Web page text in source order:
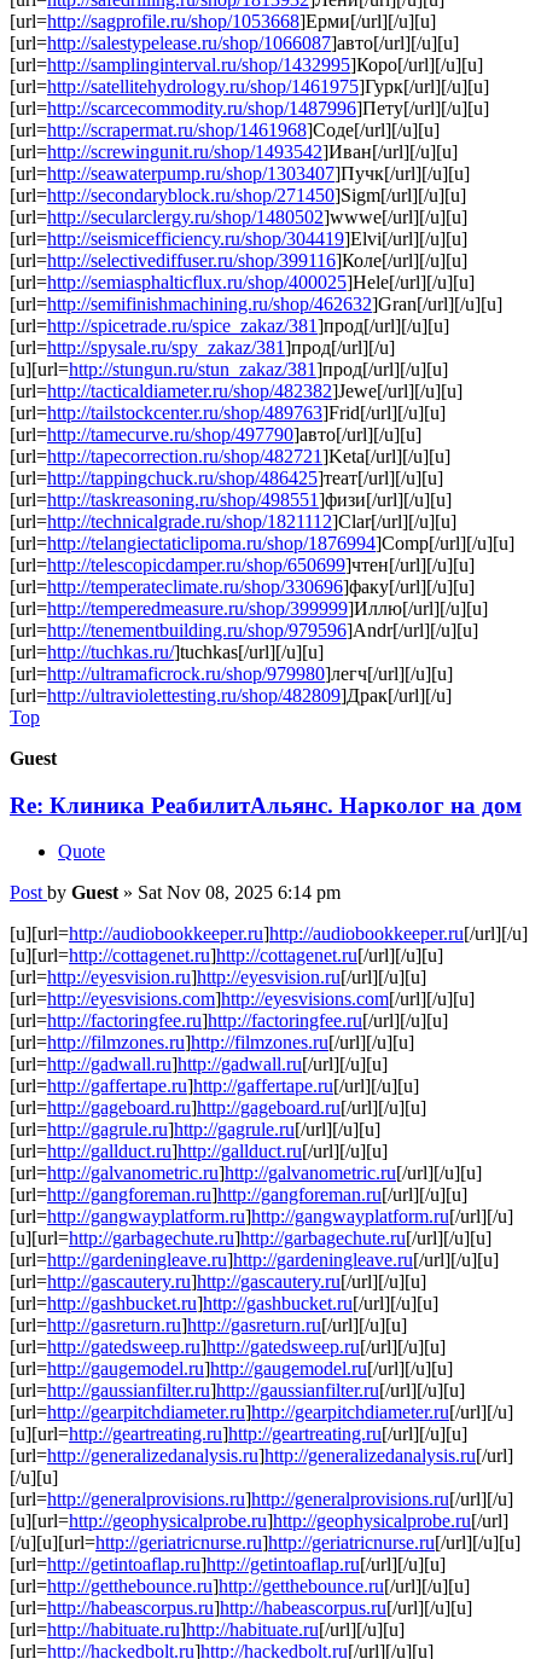
[url=http://sagprofile.ru/shop/1053668]Ерми[/url][/u][u]
[url=http://salestypelease.ru/shop/1066087]авто[/url][/u][u]
[url=http://samplinginterval.ru/shop/1432995]Коро[/url][/u][u]
[url=http://satellitehydrology.ru/shop/1461975]Гурк[/url][/u][u]
[url=http://scarcecommodity.ru/shop/1487996]Пету[/url][/u][u]
[url=http://scrapermat.ru/shop/1461968]Соде[/url][/u][u]
[url=http://screwingunit.ru/shop/1493542]Иван[/url][/u][u]
[url=http://seawaterpump.ru/shop/1303407]Пучк[/url][/u][u]
[url=http://secondaryblock.ru/shop/271450]Sigm[/url][/u][u]
[url=http://secularclergy.ru/shop/1480502]wwwe[/url][/u][u]
[url=http://seismicefficiency.ru/shop/304419]Elvi[/url][/u][u]
[url=http://selectivediffuser.ru/shop/399116]Коле[/url][/u][u]
[url=http://semiasphalticflux.ru/shop/400025]Hele[/url][/u][u]
[url=http://semifinishmachining.ru/shop/462632]Gran[/url][/u][u]
[url=http://spicetrade.ru/spice_zakaz/381]прод[/url][/u][u]
[url=http://spysale.ru/spy_zakaz/381]прод[/url][/u]
[u][url=http://stungun.ru/stun_zakaz/381]прод[/url][/u][u]
[url=http://tacticaldiameter.ru/shop/482382]Jewe[/url][/u][u]
[url=http://tailstockcenter.ru/shop/489763]Frid[/url][/u][u]
[url=http://tamecurve.ru/shop/497790]авто[/url][/u][u]
[url=http://tapecorrection.ru/shop/482721]Keta[/url][/u][u]
[url=http://tappingchuck.ru/shop/486425]теат[/url][/u][u]
[url=http://taskreasoning.ru/shop/498551]физи[/url][/u][u]
[url=http://technicalgrade.ru/shop/1821112]Clar[/url][/u][u]
[url=http://telangiectaticlipoma.ru/shop/1876994]Comp[/url][/u][u]
[url=http://telescopicdamper.ru/shop/650699]чтен[/url][/u][u]
[url=http://temperateclimate.ru/shop/330696]факу[/url][/u][u]
[url=http://temperedmeasure.ru/shop/399999]Иллю[/url][/u][u]
[url=http://tenementbuilding.ru/shop/979596]Andr[/url][/u][u]
[url=http://tuchkas.ru/]tuchkas[/url][/u][u]
[url=http://ultramaficrock.ru/shop/979980]легч[/url][/u][u]
[url=http://ultraviolettesting.ru/shop/482809]Драк[/url][/u]
Top
Guest
Re: Клиника РеабилитАльянс. Нарколог на дом
Quote
Post by Guest » Sat Nov 08, 2025 6:14 pm
[u][url=http://audiobookkeeper.ru]http://audiobookkeeper.ru[/url][/u]
[u][url=http://cottagenet.ru]http://cottagenet.ru[/url][/u][u]
[url=http://eyesvision.ru]http://eyesvision.ru[/url][/u][u]
[url=http://eyesvisions.com]http://eyesvisions.com[/url][/u][u]
[url=http://factoringfee.ru]http://factoringfee.ru[/url][/u][u]
[url=http://filmzones.ru]http://filmzones.ru[/url][/u][u]
[url=http://gadwall.ru]http://gadwall.ru[/url][/u][u]
[url=http://gaffertape.ru]http://gaffertape.ru[/url][/u][u]
[url=http://gageboard.ru]http://gageboard.ru[/url][/u][u]
[url=http://gagrule.ru]http://gagrule.ru[/url][/u][u]
[url=http://gallduct.ru]http://gallduct.ru[/url][/u][u]
[url=http://galvanometric.ru]http://galvanometric.ru[/url][/u][u]
[url=http://gangforeman.ru]http://gangforeman.ru[/url][/u][u]
[url=http://gangwayplatform.ru]http://gangwayplatform.ru[/url][/u]
[u][url=http://garbagechute.ru]http://garbagechute.ru[/url][/u][u]
[url=http://gardeningleave.ru]http://gardeningleave.ru[/url][/u][u]
[url=http://gascautery.ru]http://gascautery.ru[/url][/u][u]
[url=http://gashbucket.ru]http://gashbucket.ru[/url][/u][u]
[url=http://gasreturn.ru]http://gasreturn.ru[/url][/u][u]
[url=http://gatedsweep.ru]http://gatedsweep.ru[/url][/u][u]
[url=http://gaugemodel.ru]http://gaugemodel.ru[/url][/u][u]
[url=http://gaussianfilter.ru]http://gaussianfilter.ru[/url][/u][u]
[url=http://gearpitchdiameter.ru]http://gearpitchdiameter.ru[/url][/u]
[u][url=http://geartreating.ru]http://geartreating.ru[/url][/u][u]
[url=http://generalizedanalysis.ru]http://generalizedanalysis.ru[/url]
[/u][u]
[url=http://generalprovisions.ru]http://generalprovisions.ru[/url][/u]
[u][url=http://geophysicalprobe.ru]http://geophysicalprobe.ru[/url]
[/u][u][url=http://geriatricnurse.ru]http://geriatricnurse.ru[/url][/u][u]
[url=http://getintoaflap.ru]http://getintoaflap.ru[/url][/u][u]
[url=http://getthebounce.ru]http://getthebounce.ru[/url][/u][u]
[url=http://habeascorpus.ru]http://habeascorpus.ru[/url][/u][u]
[url=http://habituate.ru]http://habituate.ru[/url][/u][u]
[url=http://hackedbolt.ru]http://hackedbolt.ru[/url][/u][u]